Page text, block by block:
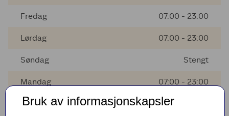
Fredag 07:00 - 23:00
Lørdag 07:00 - 23:00
Søndag Stengt
Mandag 07:00 - 23:00
Tirsdag 07:00 - 23:00
Bruk av informasjonskapsler